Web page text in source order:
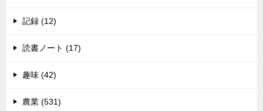
記録 (12)
読書ノート (17)
趣味 (42)
農業 (531)